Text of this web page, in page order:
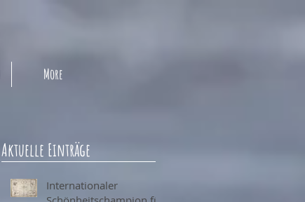
More
Aktuelle Einträge
Internationaler